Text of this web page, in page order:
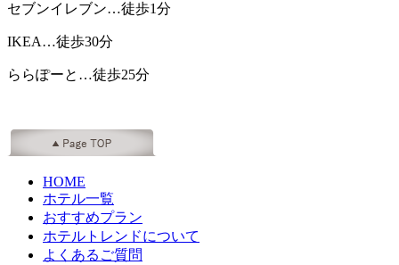
セブンイレブン…徒歩1分
IKEA…徒歩30分
ららぽーと…徒歩25分
HOME
ホテル一覧
おすすめプラン
ホテルトレンドについて
よくあるご質問